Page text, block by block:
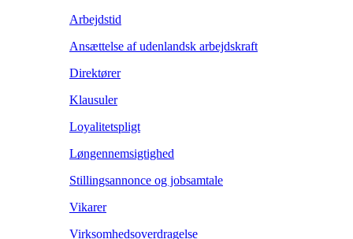
Arbejdstid
Ansættelse af udenlandsk arbejdskraft
Direktører
Klausuler
Loyalitetspligt
Løngennemsigtighed
Stillingsannonce og jobsamtale
Vikarer
Virksomhedsoverdragelse